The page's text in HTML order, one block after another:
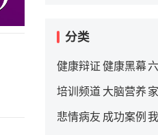
分类
健康辩证 健康黑幕
培训频道 大脑营养
悲情病友 成功案例